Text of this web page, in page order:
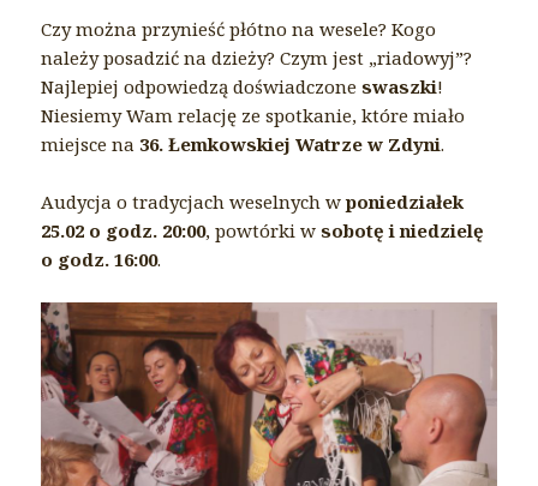
Czy można przynieść płótno na wesele? Kogo
należy posadzić na dzieży? Czym jest „riadowyj”?
Najlepiej odpowiedzą doświadczoneswaszki!
Niesiemy Wam relację ze spotkanie, które miało
miejsce na36. Łemkowskiej Watrze w Zdyni.
Audycja o tradycjach weselnych wponiedziałek
25.02 o godz. 20:00, powtórki wsobotę i niedzielę
o godz. 16:00.